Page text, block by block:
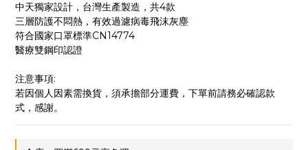
中天獨家設計，台灣生產製造，共4款
三層防護不悶熱，有效過濾病毒飛沫灰塵
符合國家口罩標準CN14774
醫療雙鋼印認證
注意事項:
若因個人因素需換貨，須承擔部分運費，下單前請務必確認款
式，感謝。